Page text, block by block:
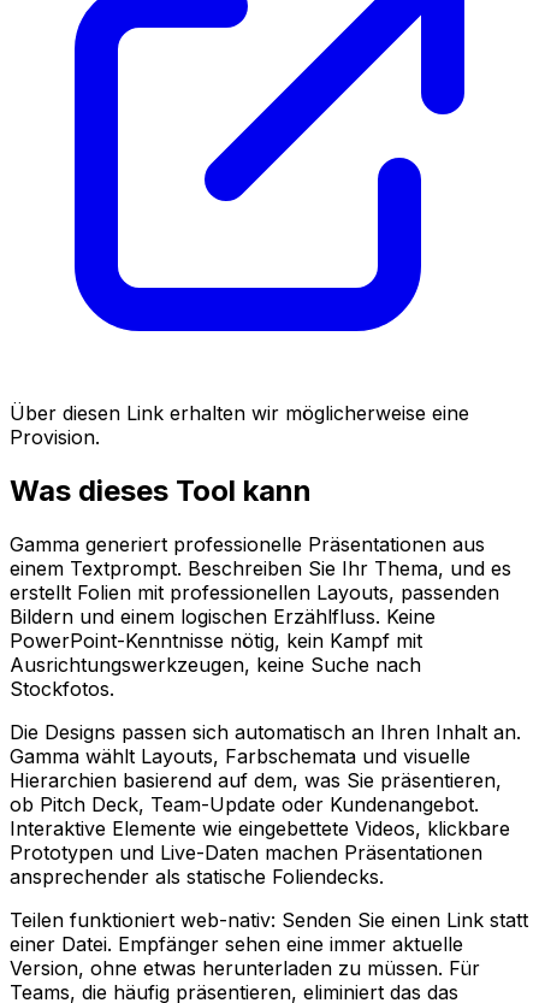
Über diesen Link erhalten wir möglicherweise eine
Provision.
Was dieses Tool kann
Gamma generiert professionelle Präsentationen aus
einem Textprompt. Beschreiben Sie Ihr Thema, und es
erstellt Folien mit professionellen Layouts, passenden
Bildern und einem logischen Erzählfluss. Keine
PowerPoint-Kenntnisse nötig, kein Kampf mit
Ausrichtungswerkzeugen, keine Suche nach
Stockfotos.
Die Designs passen sich automatisch an Ihren Inhalt an.
Gamma wählt Layouts, Farbschemata und visuelle
Hierarchien basierend auf dem, was Sie präsentieren,
ob Pitch Deck, Team-Update oder Kundenangebot.
Interaktive Elemente wie eingebettete Videos, klickbare
Prototypen und Live-Daten machen Präsentationen
ansprechender als statische Foliendecks.
Teilen funktioniert web-nativ: Senden Sie einen Link statt
einer Datei. Empfänger sehen eine immer aktuelle
Version, ohne etwas herunterladen zu müssen. Für
Teams, die häufig präsentieren, eliminiert das das